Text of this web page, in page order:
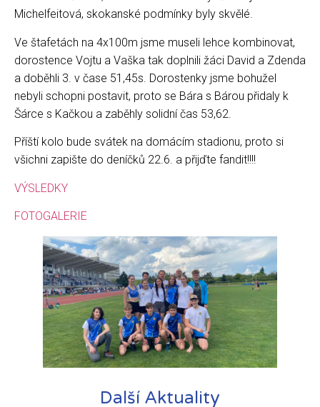
Michelfeitová, skokanské podmínky byly skvělé.
Ve štafetách na 4x100m jsme museli lehce kombinovat,
dorostence Vojtu a Vaška tak doplnili žáci David a Zdenda
a doběhli 3. v čase 51,45s. Dorostenky jsme bohužel
nebyli schopni postavit, proto se Bára s Bárou přidaly k
Šárce s Kačkou a zaběhly solidní čas 53,62.
Příští kolo bude svátek na domácím stadionu, proto si
všichni zapište do deníčků 22.6. a přijďte fandit!!!!
VÝSLEDKY
FOTOGALERIE
Další Aktuality